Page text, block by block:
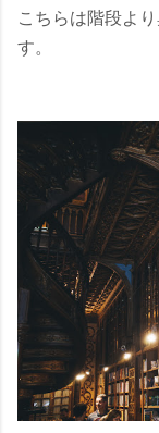
こちらは階段よ
す。